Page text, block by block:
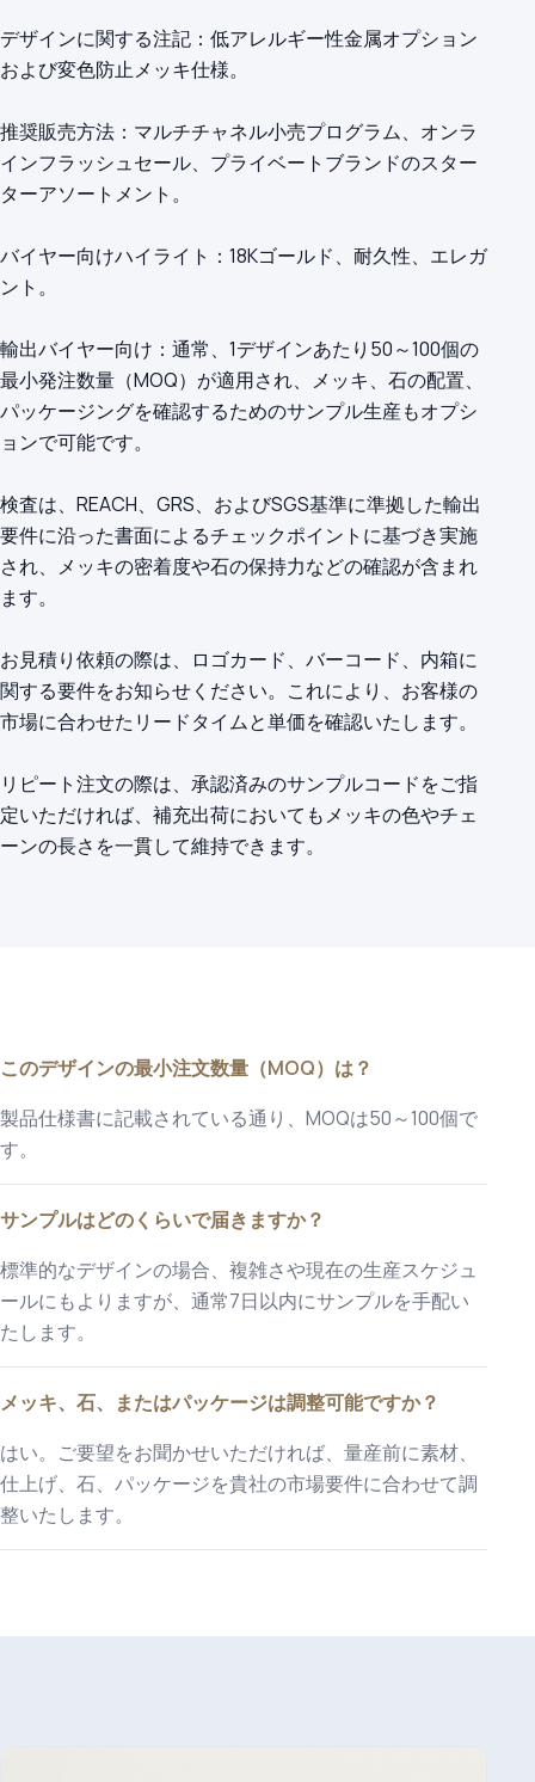
デザインに関する注記：低アレルギー性金属オプション
および変色防止メッキ仕様。
推奨販売方法：マルチチャネル小売プログラム、オンラ
インフラッシュセール、プライベートブランドのスター
ターアソートメント。
バイヤー向けハイライト：18Kゴールド、耐久性、エレガ
ント。
輸出バイヤー向け：通常、1デザインあたり50～100個の
最小発注数量（MOQ）が適用され、メッキ、石の配置、
パッケージングを確認するためのサンプル生産もオプシ
ョンで可能です。
検査は、REACH、GRS、およびSGS基準に準拠した輸出
要件に沿った書面によるチェックポイントに基づき実施
され、メッキの密着度や石の保持力などの確認が含まれ
ます。
お見積り依頼の際は、ロゴカード、バーコード、内箱に
関する要件をお知らせください。これにより、お客様の
市場に合わせたリードタイムと単価を確認いたします。
リピート注文の際は、承認済みのサンプルコードをご指
定いただければ、補充出荷においてもメッキの色やチェ
ーンの長さを一貫して維持できます。
このデザインの最小注文数量（MOQ）は？
製品仕様書に記載されている通り、MOQは50～100個で
す。
サンプルはどのくらいで届きますか？
標準的なデザインの場合、複雑さや現在の生産スケジュ
ールにもよりますが、通常7日以内にサンプルを手配い
たします。
メッキ、石、またはパッケージは調整可能ですか？
はい。ご要望をお聞かせいただければ、量産前に素材、
仕上げ、石、パッケージを貴社の市場要件に合わせて調
整いたします。